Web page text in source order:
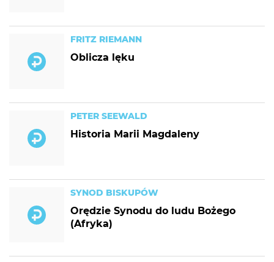
FRITZ RIEMANN
Oblicza lęku
PETER SEEWALD
Historia Marii Magdaleny
SYNOD BISKUPÓW
Orędzie Synodu do ludu Bożego
(Afryka)